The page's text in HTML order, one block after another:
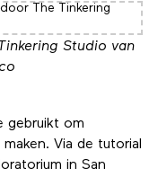
Studio van
gebruikt om
Via de tutorial
in San